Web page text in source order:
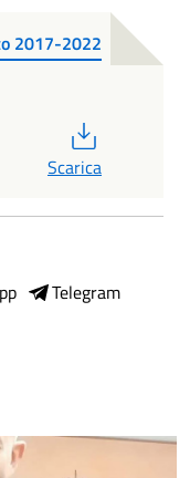
2017-2022
Scarica
Telegram